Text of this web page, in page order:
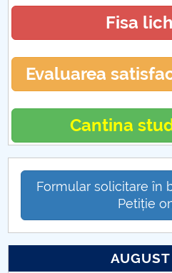
Fisa
Evaluarea
Cantina
Formular solicitare în
Petiție